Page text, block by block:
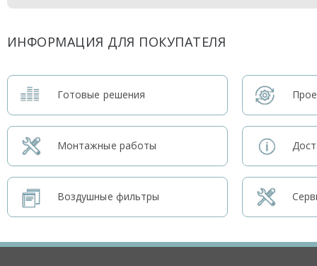
ИНФОРМАЦИЯ ДЛЯ ПОКУПАТЕЛЯ
Готовые решения
Монтажные работы
Воздушные фильтры